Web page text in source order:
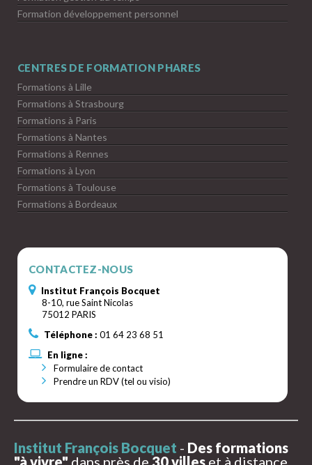
Formation développement personnel
CENTRES DE FORMATION PHARES
Formations à Lille
Formations à Strasbourg
Formations à Paris
Formations à Nantes
Formations à Rennes
Formations à Lyon
Formations à Toulouse
Formations à Bordeaux
CONTACTEZ-NOUS
Institut François Bocquet
8-10, rue Saint Nicolas
75012 PARIS
Téléphone : 01 64 23 68 51
En ligne :
Formulaire de contact
Prendre un RDV (tel ou visio)
Institut François Bocquet - Des formations